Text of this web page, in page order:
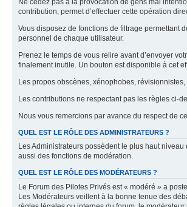
Ne cédez pas à la provocation de gens mal
contribution, permet d’effectuer cette opération
Vous disposez de fonctions de filtrage permettant
personnel de chaque utilisateur.
Prenez le temps de vous relire avant d’envoyer
finalement inutile. Un bouton est disponible à cet
Les propos obscènes, xénophobes,
Les contributions ne respectant pas les règles ci-
Nous vous remercions par avance du respect de
QUEL EST LE RÔLE DES ADMINISTRATEURS ?
Les Administrateurs possèdent le plus haut
aussi des fonctions de modération.
QUEL EST LE RÔLE DES MODÉRATEURS ?
Le Forum des Pilotes Privés est « modéré » a
Les Modérateurs veillent à la bonne tenue des